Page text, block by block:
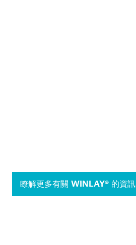
瞭解更多有關 WINLAY® 的資訊